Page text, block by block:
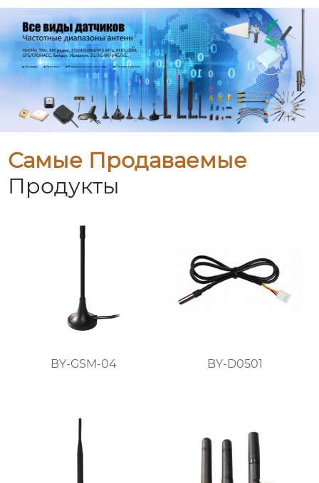
Самые Продаваемые
Продукты
BY-GSM-04 BY-D0501